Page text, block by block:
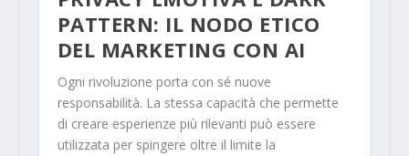
PATTERN: IL NODO ETICO
DEL MARKETING CON AI
Ogni rivoluzione porta con sé nuove
responsabilità. La stessa capacità che permette
di creare esperienze più rilevanti può essere
utilizzata per spingere oltre il limite la